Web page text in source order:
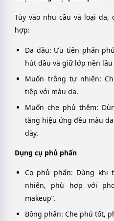
Tùy vào nhu cầu và loại
hợp:
Da dầu: Ưu tiên phấn
hút dầu và giữ lớp nền
Muốn trông tự nhiên:
tiệp với màu da.
Muốn che phủ thêm:
tăng hiệu ứng đều màu
dày.
Dụng cụ phủ phấn
Cọ phủ phấn: Dùng khi
nhiên, phù hợp với
makeup”.
Bông phấn: Che phủ tốt,